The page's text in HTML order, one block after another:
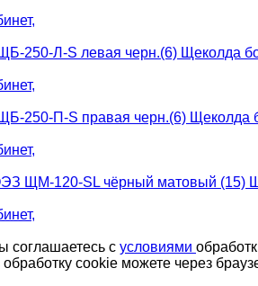
,
Щеколда
,
Щеколда
,
,
соглашаетесь с условиями
cookie можете через